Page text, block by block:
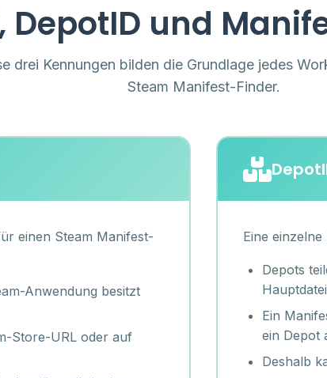
DepotID und
drei Kennungen bilden die Grundlage jedes
Steam Manifest-Finder.
einen Steam Manifest-
Anwendung besitzt
Store-URL oder auf
Eine
Depots
Ein
ein Depot
Deshalb